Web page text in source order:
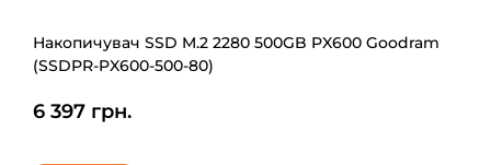
Накопичувач SSD M.2 2280 500GB PX600 Goodram
(SSDPR-PX600-500-80)
6 397 грн.